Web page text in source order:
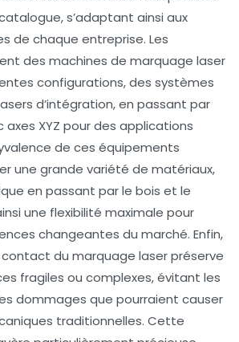
s’adaptant ainsi aux
de chaque entreprise. Les
des machines de marquage laser
configurations, des systèmes
d’intégration, en passant par
XYZ pour des applications
de ces équipements
une grande variété de matériaux,
en passant par le bois et le
une flexibilité maximale pour
changeantes du marché. Enfin,
du marquage laser préserve
fragiles ou complexes, évitant les
dommages que pourraient causer
traditionnelles. Cette